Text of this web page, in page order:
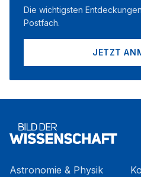
Die wichtigsten
Postfach.
JETZT
Astronomie & Physik